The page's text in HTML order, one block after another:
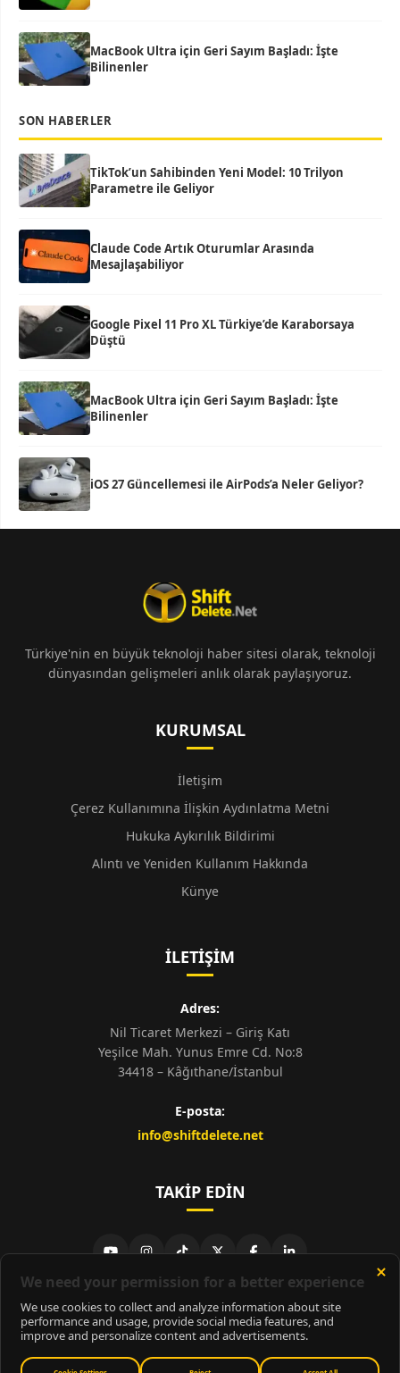
MacBook Ultra için Geri Sayım Başladı: İşte
Bilinenler
SON HABERLER
TikTok’un Sahibinden Yeni Model: 10 Trilyon
Parametre ile Geliyor
Claude Code Artık Oturumlar Arasında
Mesajlaşabiliyor
Google Pixel 11 Pro XL Türkiye’de Karaborsaya
Düştü
MacBook Ultra için Geri Sayım Başladı: İşte
Bilinenler
iOS 27 Güncellemesi ile AirPods’a Neler Geliyor?
Türkiye'nin en büyük teknoloji haber sitesi olarak, teknoloji
dünyasından gelişmeleri anlık olarak paylaşıyoruz.
KURUMSAL
İletişim
Çerez Kullanımına İlişkin Aydınlatma Metni
Hukuka Aykırılık Bildirimi
Alıntı ve Yeniden Kullanım Hakkında
Künye
İLETIŞIM
Adres:
Nil Ticaret Merkezi – Giriş Katı
Yeşilce Mah. Yunus Emre Cd. No:8
34418 – Kâğıthane/İstanbul
E-posta:
info@shiftdelete.net
TAKIP EDIN
© 2026ShiftDelete.Net- Tüm hakları saklıdır.